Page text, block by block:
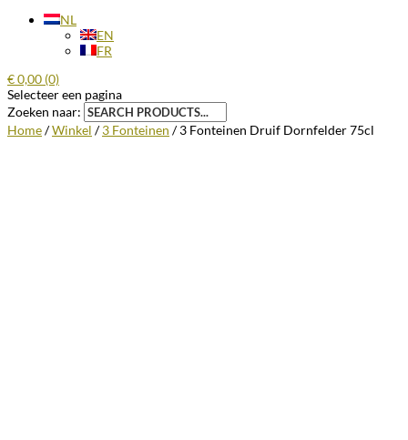
NL
EN
FR
€0,00 (0)
Selecteer een pagina
Zoeken naar:
Home/Winkel /3 Fonteinen / 3 Fonteinen Druif Dornfelder 75cl